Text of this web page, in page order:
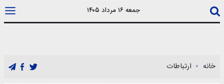
جمعه ۱۶ مرداد ۱۴۰۵
خانه ارتباطات